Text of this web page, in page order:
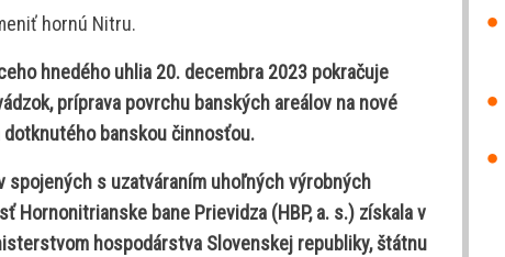
hornú Nitru.
hnedého uhlia 20. decembra 2023 pokračuje
príprava povrchu banských areálov na nové
banskou činnosťou.
spojených s uzatváraním uhoľných výrobných
Hornonitrianske bane Prievidza (HBP, a. s.) získala v
hospodárstva Slovenskej republiky, štátnu